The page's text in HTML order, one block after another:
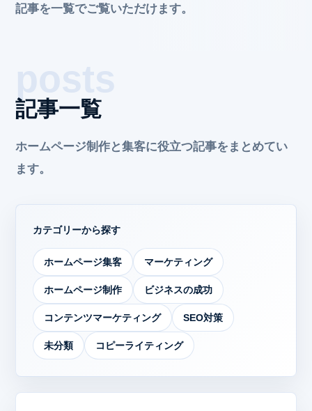
記事を一覧でご覧いただけます。
記事一覧
ホームページ制作と集客に役立つ記事をまとめてい
ます。
カテゴリーから探す
ホームページ集客 マーケティング
ホームページ制作 ビジネスの成功
コンテンツマーケティング SEO対策
未分類 コピーライティング